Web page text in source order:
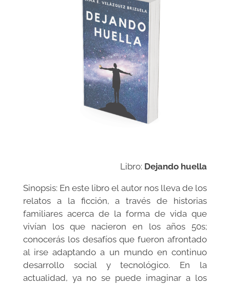
Libro: Dejando huella
Sinopsis: En este libro el autor nos lleva de los
relatos a la ficción, a través de historias
familiares acerca de la forma de vida que
vivían los que nacieron en los años 50s;
conocerás los desafíos que fueron afrontado
al irse adaptando a un mundo en continuo
desarrollo social y tecnológico. En la
actualidad, ya no se puede imaginar a los